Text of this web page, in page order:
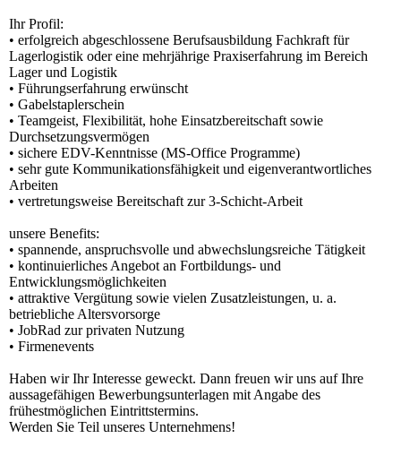
Ihr Profil:
• erfolgreich abgeschlossene Berufsausbildung Fachkraft für
Lagerlogistik oder eine mehrjährige Praxiserfahrung im Bereich
Lager und Logistik
• Führungserfahrung erwünscht
• Gabelstaplerschein
• Teamgeist, Flexibilität, hohe Einsatzbereitschaft sowie
Durchsetzungsvermögen
• sichere EDV-Kenntnisse (MS-Office Programme)
• sehr gute Kommunikationsfähigkeit und eigenverantwortliches
Arbeiten
• vertretungsweise Bereitschaft zur 3-Schicht-Arbeit
unsere Benefits:
• spannende, anspruchsvolle und abwechslungsreiche Tätigkeit
• kontinuierliches Angebot an Fortbildungs- und
Entwicklungsmöglichkeiten
• attraktive Vergütung sowie vielen Zusatzleistungen, u. a.
betriebliche Altersvorsorge
• JobRad zur privaten Nutzung
• Firmenevents
Haben wir Ihr Interesse geweckt. Dann freuen wir uns auf Ihre
aussagefähigen Bewerbungsunterlagen mit Angabe des
frühestmöglichen Eintrittstermins.
Werden Sie Teil unseres Unternehmens!